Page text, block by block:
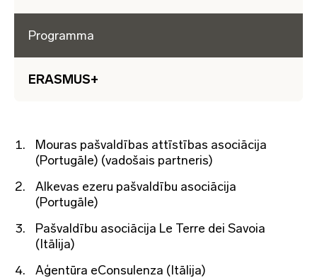
Programma
ERASMUS+
Mouras pašvaldības attīstības asociācija
(Portugāle) (vadošais partneris)
Alkevas ezeru pašvaldību asociācija
(Portugāle)
Pašvaldību asociācija Le Terre dei Savoia
(Itālija)
Aģentūra eConsulenza (Itālija)